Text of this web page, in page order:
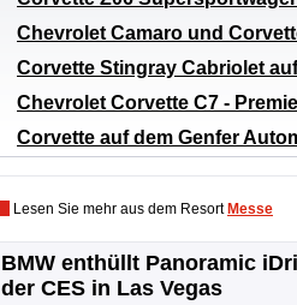
Chevrolet Camaro und
Corvette Stingray Cabriolet
Chevrolet Corvette C7 -
Corvette auf dem Genfer
Lesen Sie mehr aus dem Resort Messe
BMW enthüllt Panoramic
der CES in Las Vegas